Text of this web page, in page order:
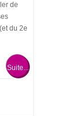
de
du 2e
Suite...